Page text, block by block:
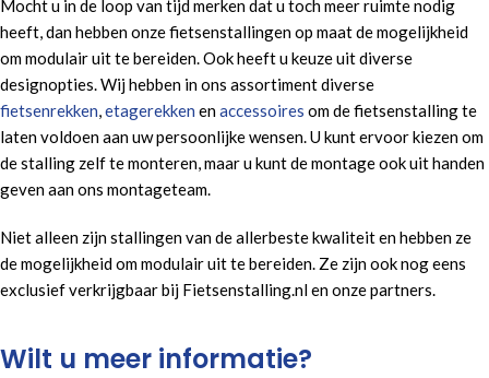
Mocht u in de loop van tijd merken dat u toch meer ruimte nodig
heeft, dan hebben onze fietsenstallingen op maat de mogelijkheid
om modulair uit te bereiden. Ook heeft u keuze uit diverse
designopties. Wij hebben in ons assortiment diverse
fietsenrekken,etagerekken enaccessoires om de fietsenstalling te
laten voldoen aan uw persoonlijke wensen. U kunt ervoor kiezen om
de stalling zelf te monteren, maar u kunt de montage ook uit handen
geven aan ons montageteam.
Niet alleen zijn stallingen van de allerbeste kwaliteit en hebben ze
de mogelijkheid om modulair uit te bereiden. Ze zijn ook nog eens
exclusief verkrijgbaar bij Fietsenstalling.nl en onze partners.
Wilt u meer informatie?